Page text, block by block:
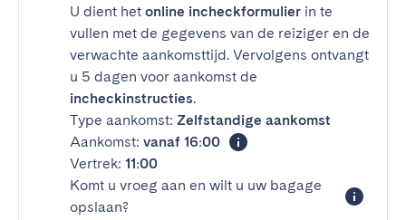
U dient het online incheckformulier in te
vullen met de gegevens van de reiziger en de
verwachte aankomsttijd. Vervolgens ontvangt
u 5 dagen voor aankomst de
incheckinstructies.
Type aankomst: Zelfstandige aankomst
Aankomst: vanaf 16:00
Vertrek: 11:00
Komt u vroeg aan en wilt u uw bagage
opslaan?